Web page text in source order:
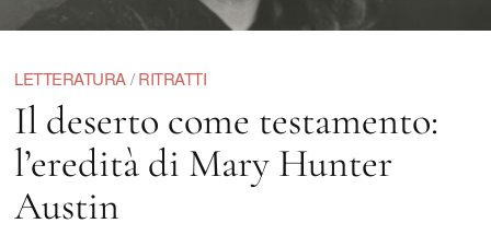
LETTERATURA/ RITRATTI
Il deserto come testamento:
l’eredità di Mary Hunter
Austin